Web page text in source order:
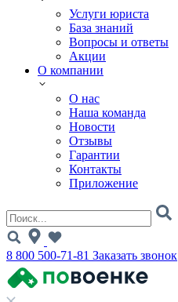
Услуги юриста
База знаний
Вопросы и ответы
Акции
О компании
О нас
Наша команда
Новости
Отзывы
Гарантии
Контакты
Приложение
8 800 500-71-81 Заказать звонок